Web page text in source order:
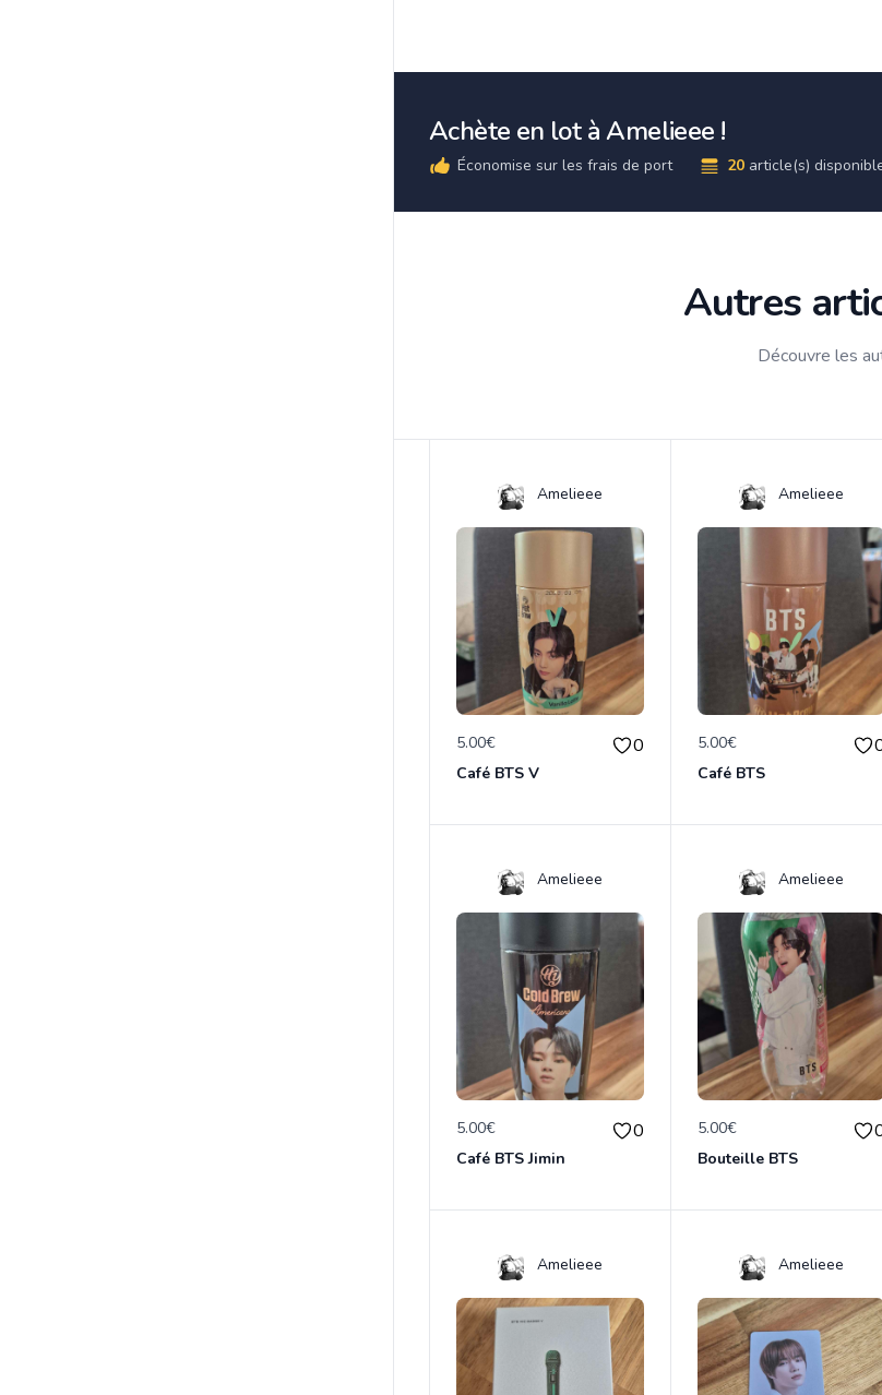
Achète en lot à Amelieee !
Économise sur les frais de port 20 article(s)
Autres
Découvre les
Amelieee
5.00€ 0
Café BTS V
Amelieee
5.00€
Café BTS
Amelieee
5.00€ 0
Café BTS Jimin
Amelieee
5.00€
Bouteille BTS
Amelieee Amelieee